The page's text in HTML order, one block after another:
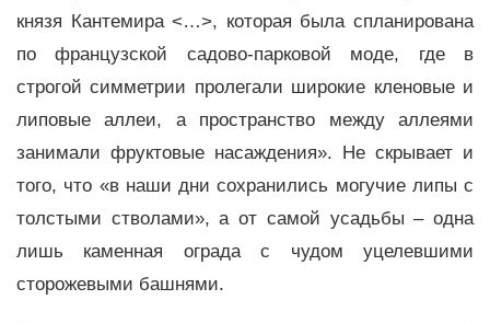
князя Кантемира <…>, которая была спланирована
по французской садово-парковой моде, где в
строгой симметрии пролегали широкие кленовые и
липовые аллеи, а пространство между аллеями
занимали фруктовые насаждения». Не скрывает и
того, что «в наши дни сохранились могучие липы с
толстыми стволами», а от самой усадьбы – одна
лишь каменная ограда с чудом уцелевшими
сторожевыми башнями.